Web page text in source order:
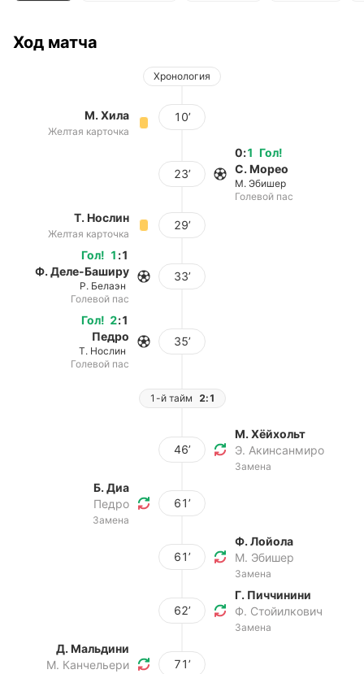
Ход матча
Хронология
М. Хила
Желтая карточка
10’
23’
Гол!
0:1
С. Морео
М. Эбишер
Голевой пас
Т. Нослин
Желтая карточка
29’
Гол! 1 :1
Ф. Деле-Баширу
Р. Белаэн
Голевой пас
33’
Гол! 2:1
Педро
Т. Нослин
Голевой пас
35’
1-й тайм 2:1
46’
М. Хёйхольт
Э. Акинсанмиро
Замена
Б. Диа
Педро
Замена
61’
61’
Ф. Лойола
М. Эбишер
Замена
62’
Г. Пиччинини
Ф. Стойилкович
Замена
Д. Мальдини
М. Канчельери
71’